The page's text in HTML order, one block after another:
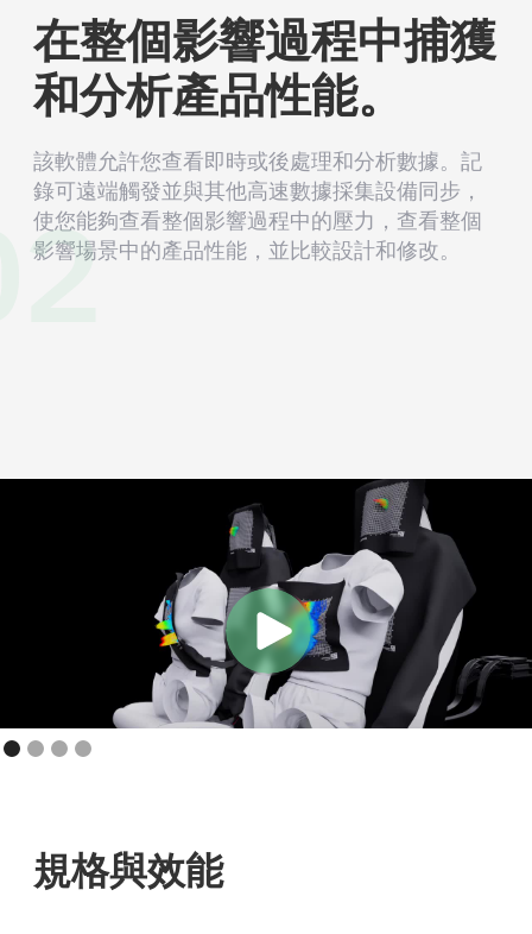
在整個影響過程中捕獲
和分析產品性能。
該軟體允許您查看即時或後處理和分析數據。記
錄可遠端觸發並與其他高速數據採集設備同步，
使您能夠查看整個影響過程中的壓力，查看整個
影響場景中的產品性能，並比較設計和修改。
規格與效能